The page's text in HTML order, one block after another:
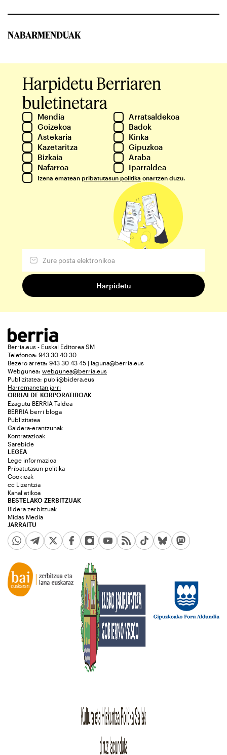
NABARMENDUAK
Harpidetu Berriaren
buletinetara
Mendia
Arratsaldekoa
Goizekoa
Badok
Astekaria
Kinka
Kazetaritza
Gipuzkoa
Bizkaia
Araba
Nafarroa
Iparraldea
Izena ematean pribatutasun politika onartzen duzu.
Berria.eus - Euskal Editorea SM
Telefonoa: 943 30 40 30
Bezero arreta: 943 30 43 45 | laguna@berria.eus
Webgunea: webgunea@berria.eus
Publizitatea: publi@bidera.eus
Harremanetan jarri
ORRIALDE KORPORATIBOAK
Ezagutu BERRIA Taldea
BERRIA berri bloga
Publizitatea
Galdera-erantzunak
Kontratazioak
Sarebide
JARRAITU
LEGEA
Lege informazioa
Pribatutasun politika
Cookieak
cc Lizentzia
Kanal etikoa
BESTELAKO ZERBITZUAK
Bidera zerbitzuak
Midas Media